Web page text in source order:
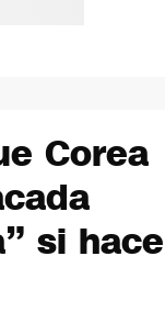
Corea
si hace